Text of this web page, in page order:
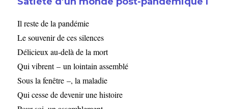
Il reste de la pandémie
Le souvenir de ces silences
Délicieux au-delà de la mort
Qui vibrent – un lointain assemblé
Sous la fenêtre –, la maladie
Qui cesse de devenir une histoire